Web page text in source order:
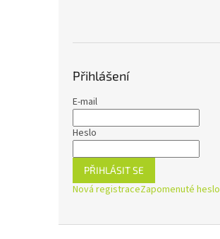
Přihlášení
E-mail
Heslo
PŘIHLÁSIT SE
Nová registraceZapomenuté heslo